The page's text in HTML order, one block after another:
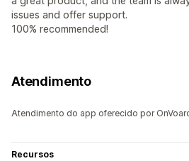
issues and offer support.
100% recommended!
Atendimento
Atendimento do app oferecido por
Recursos